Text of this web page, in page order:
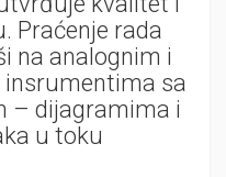
Praćenje rada
na analognim i
sa
– dijagramima i
u toku